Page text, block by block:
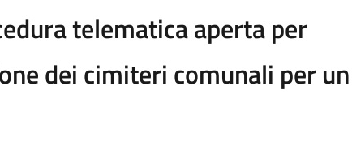
telematica aperta per
dei cimiteri comunali per un